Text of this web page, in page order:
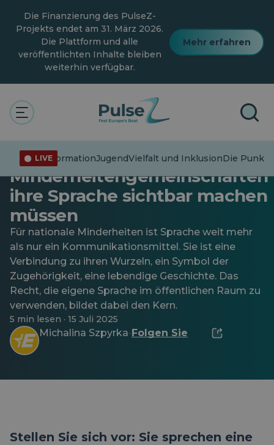
Hauptinhalt
springen
Die Finanzierung des PulseZ-
Projekts endet am 31. März 2026.
Die Plattform und alle
veröffentlichten Inhalte bleiben
weiterhin verfügbar.
Mehr erfahren
LIVE
FehlinformationJugendVielfalt und InklusionDie
Die Punkte verbinden
Sprache und Identität:
Warum
Minderheitengemeinschaften
ihre Sprache sichtbar machen
müssen
Für nationale Minderheiten ist Sprache weit mehr
als nur ein Kommunikationsmittel. Sie ist eine
Verbindung zu ihren Wurzeln, ein Symbol der
Zugehörigkeit, eine lebendige Geschichte. Das
Recht, die eigene Sprache im öffentlichen Raum zu
verwenden, bildet dabei den Kern.
5 min lesen · 15 Juli 2025
Michalina Szpyrka· Folgen Sie
Stellen Sie sich vor: Sie sprechen eine